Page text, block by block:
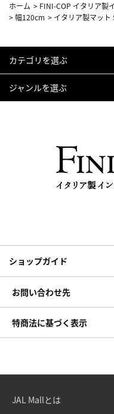
ホーム > FINI-COP イタリア製
>幅120cm > イタリア製マッ
カテゴリを選ぶ
ジャンルを選ぶ
ショップガイド
お問い合わせ先
特商法に基づく表示
JAL Mallとは